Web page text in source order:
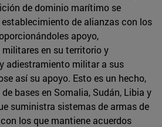
de dominio marítimo se
de alianzas con los
apoyo,
en su territorio y
adiestramiento militar a sus
así su apoyo. Esto es un hecho,
bases en Somalia, Sudán, Libia y
suministra sistemas de armas de
los que mantiene acuerdos